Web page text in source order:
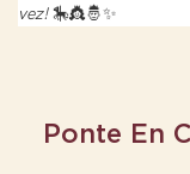
vez!🎠👸🤴✨
Ponte En